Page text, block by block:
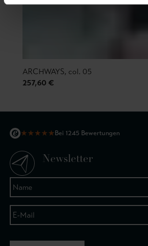
ARCHWAYS, col. 05
257,60 €
★★★★★Bei 1245 Bewertungen
Newsletter